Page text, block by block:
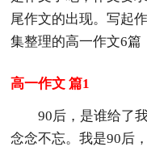
尾作文的出现。写起
集整理的高一作文6篇
高一作文 篇1
90后，是谁给了
念念不忘。我是90后